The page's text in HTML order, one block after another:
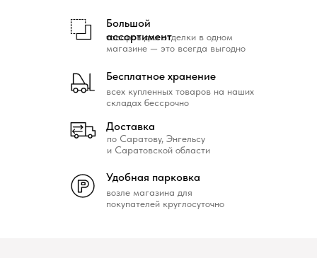
возле магазина для
покупателей круглосуточно
Удобная парковка
всех купленных товаров на наших
складах бессрочно
Бесплатное хранение
товаров для отделки в одном
магазине — это всегда выгодно
Большой
ассортимент
по Саратову, Энгельсу
и Саратовской области
Доставка